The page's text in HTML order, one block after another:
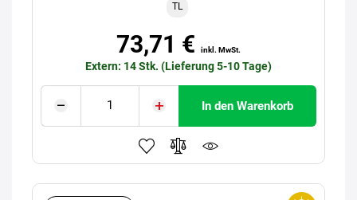
TL
73,71 € inkl. MwSt.
Extern: 14 Stk. (Lieferung 5-10 Tage)
In den Warenkorb